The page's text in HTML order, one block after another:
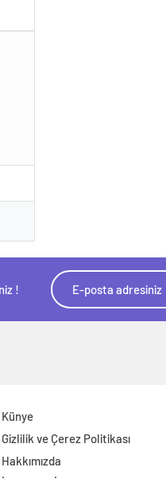
!
Künye
Gizlilik ve Çerez Politikası
Hakkımızda